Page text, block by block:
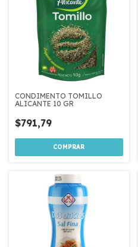
CONDIMENTO TOMILLO
ALICANTE 10 GR
$791,79